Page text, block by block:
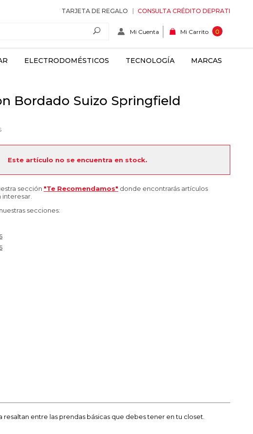
TARJETA DE REGALO CONSULTA CRÉDITO DEPRATI
Mi Cuenta Mi Carrito 0
ELECTRODOMÉSTICOS TECNOLOGÍA MARCAS
Bordado Suizo Springfield
Este artículo no se encuentra en stock.
sección "Te Recomendamos" donde encontrarás artículos
secciones:
resaltan entre las prendas básicas que debes tener en tu closet.